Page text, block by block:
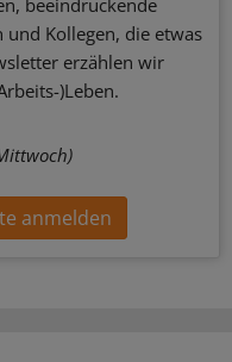
beeindruckende
Kollegen, die etwas
erzählen wir
)Leben.
anmelden